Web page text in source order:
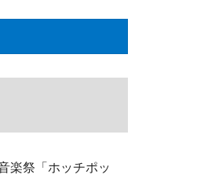
楽祭「ホッチポッ